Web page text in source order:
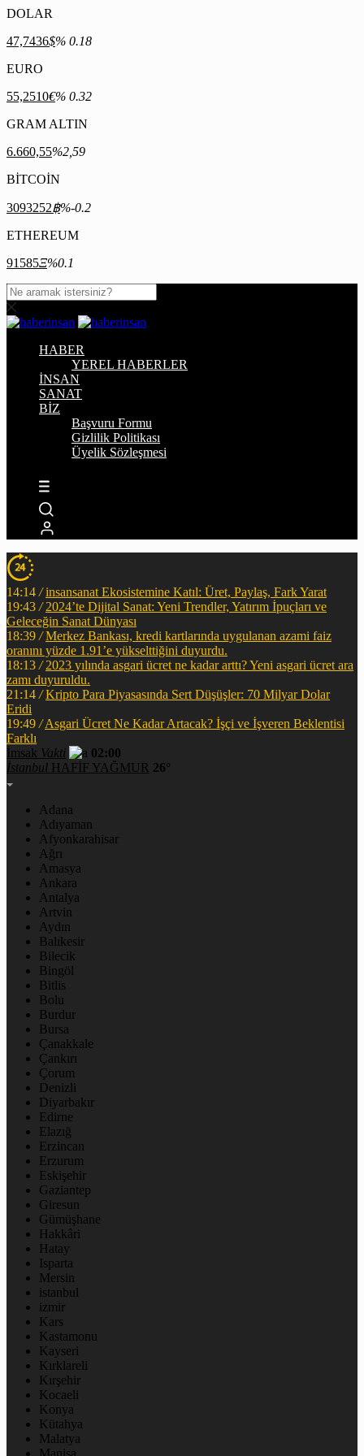
DOLAR
47,7436$% 0.18
EURO
55,2510€% 0.32
GRAM ALTIN
6.660,55%2,59
BİTCOİN
3093252฿%-0.2
ETHEREUM
91585Ξ%0.1
HABER
YEREL HABERLER
İNSAN
SANAT
BİZ
Başvuru Formu
Gizlilik Politikası
Üyelik Sözleşmesi
14:14 / insansanat Ekosistemine Katıl: Üret, Paylaş, Fark Yarat
19:43 / 2024’te Dijital Sanat: Yeni Trendler, Yatırım İpuçları ve
Geleceğin Sanat Dünyası
18:39 / Merkez Bankası, kredi kartlarında uygulanan azami faiz
oranını yüzde 1.91’e yükselttiğini duyurdu.
18:13 / 2023 yılında asgari ücret ne kadar arttı? Yeni asgari ücret ara
zamı duyuruldu.
21:14 / Kripto Para Piyasasında Sert Düşüşler: 70 Milyar Dolar
Eridi
19:49 / Asgari Ücret Ne Kadar Artacak? İşçi ve İşveren Beklentisi
Farklı
İmsak Vakti
02:00
İstanbul HAFİF YAĞMUR 26°
Adana
Adıyaman
Afyonkarahisar
Ağrı
Amasya
Ankara
Antalya
Artvin
Aydın
Balıkesir
Bilecik
Bingöl
Bitlis
Bolu
Burdur
Bursa
Çanakkale
Çankırı
Çorum
Denizli
Diyarbakır
Edirne
Elazığ
Erzincan
Erzurum
Eskişehir
Gaziantep
Giresun
Gümüşhane
Hakkâri
Hatay
Isparta
Mersin
istanbul
izmir
Kars
Kastamonu
Kayseri
Kırklareli
Kırşehir
Kocaeli
Konya
Kütahya
Malatya
Manisa